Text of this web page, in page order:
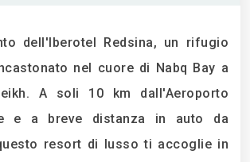
dell'Iberotel Redsina, un rifugio
nel cuore di Nabq Bay a
A soli 10 km dall'Aeroporto
e a breve distanza in auto da
resort di lusso ti accoglie in